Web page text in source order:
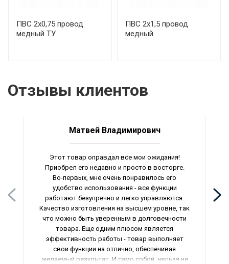
ПВС 2х0,75 провод
медный ТУ
ПВС 2х1,5 провод
медный
Отзывы клиентов
Матвей Владимирович
Этот товар оправдал все мои ожидания!
Приобрел его недавно и просто в восторге.
Во-первых, мне очень понравилось его
удобство использования - все функции
работают безупречно и легко управляются.
Качество изготовления на высшем уровне, так
что можно быть уверенным в долговечности
товара. Еще одним плюсом является
эффективность работы - товар выполняет
свои функции на отлично, обеспечивая
желаемый результат. И само собой, нельзя не